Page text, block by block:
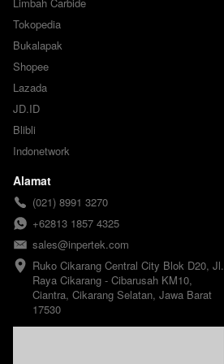
Tokopedia
Bukalapak
Shopee
Lazada
JD.ID
Blibli
Indonetwork
Alamat
(021) 8991 3270
+62813 1857 4325
sales@inpertek.com
Ruko Cikarang Central City Blok D20, Jl.
Raya Cikarang - Cibarusah KM10,
Ciantra, Cikarang Selatan, Jawa Barat
17530